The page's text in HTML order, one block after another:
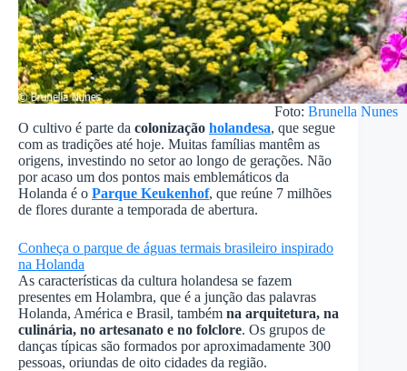
Foto: Brunella Nunes
O cultivo é parte da colonização holandesa, que segue
com as tradições até hoje. Muitas famílias mantêm as
origens, investindo no setor ao longo de gerações. Não
por acaso um dos pontos mais emblemáticos da
Holanda é o Parque Keukenhof, que reúne 7 milhões
de flores durante a temporada de abertura.
Conheça o parque de águas termais brasileiro inspirado
na Holanda
As características da cultura holandesa se fazem
presentes em Holambra, que é a junção das palavras
Holanda, América e Brasil, também na arquitetura, na
culinária, no artesanato e no folclore. Os grupos de
danças típicas são formados por aproximadamente 300
pessoas, oriundas de oito cidades da região.